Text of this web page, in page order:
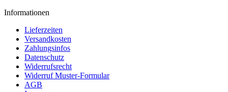
Informationen
Lieferzeiten
Versandkosten
Zahlungsinfos
Datenschutz
Widerrufsrecht
Widerruf Muster-Formular
AGB